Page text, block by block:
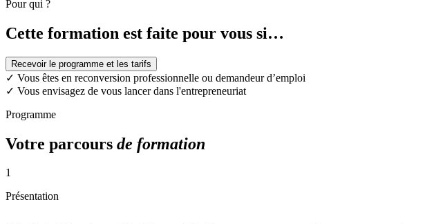
Pour qui ?
Cette formation est faite pour vous si…
Recevoir le programme et les tarifs
✓ Vous êtes en reconversion professionnelle ou demandeur d’emploi
✓ Vous envisagez de vous lancer dans l'entrepreneuriat
Programme
Votre parcours de formation
1
Présentation